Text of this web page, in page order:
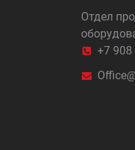
Отдел
+7